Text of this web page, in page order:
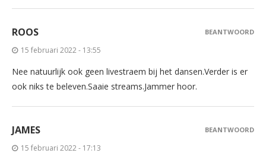
ROOS
15 februari 2022 - 13:55
Nee natuurlijk ook geen livestraem bij het dansen.Verder is er
ook niks te beleven.Saaie streams.Jammer hoor.
BEANTWOORD
JAMES
15 februari 2022 - 17:13
BEANTWOORD